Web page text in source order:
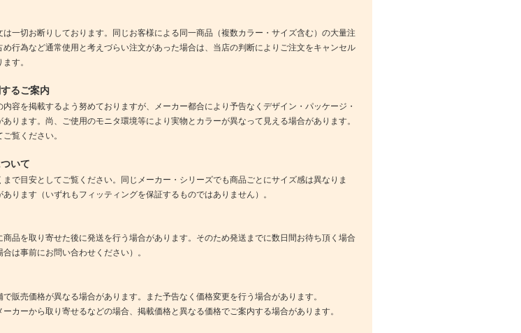
は一切お断りしております。同じお客様による同一商品（複数カラー・サイズ含む）の大量注
行為など通常使用と考えづらい注文があった場合は、当店の判断によりご注文をキャンセル
す。
るご案内
容を掲載するよう努めておりますが、メーカー都合により予告なくデザイン・パッケージ・
ります。尚、ご使用のモニタ環境等により実物とカラーが異なって見える場合があります。
覧ください。
いて
で目安としてご覧ください。同じメーカー・シリーズでも商品ごとにサイズ感は異なりま
ります（いずれもフィッティングを保証するものではありません）。
品を取り寄せた後に発送を行う場合があります。そのため発送までに数日間お待ち頂く場合
は事前にお問い合わせください）。
販売価格が異なる場合があります。また予告なく価格変更を行う場合があります。
カーから取り寄せるなどの場合、掲載価格と異なる価格でご案内する場合があります。